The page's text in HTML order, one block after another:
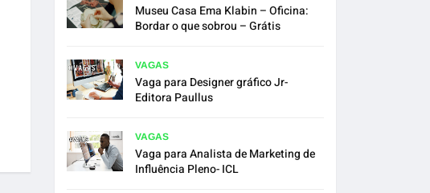
Museu Casa Ema Klabin – Oficina:
Bordar o que sobrou – Grátis
VAGAS
Vaga para Designer gráfico Jr-
Editora Paullus
VAGAS
Vaga para Analista de Marketing de
Influência Pleno- ICL